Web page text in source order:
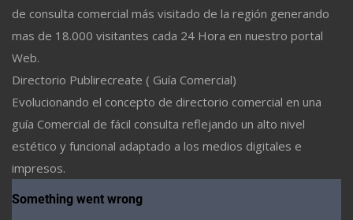
de consulta comercial más visitado de la región generando
mas de 18.000 visitantes cada 24 Hora en nuestro portal
Web.
Directorio Publirecreate ( Guía Comercial)
Evolucionando el concepto de directorio comercial en una
guía Comercial de fácil consulta reflejando un alto nivel
estético y funcional adaptado a los medios digitales e
impresos.